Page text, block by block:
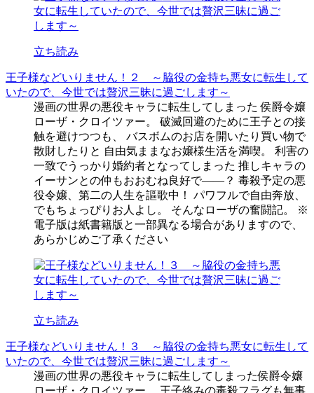
立ち読み
王子様などいりません！２ ～脇役の金持ち悪女に転生して
いたので、今世では贅沢三昧に過ごします～
漫画の世界の悪役キャラに転生してしまった 侯爵令嬢
ローザ・クロイツァー。 破滅回避のために王子との接
触を避けつつも、 バスボムのお店を開いたり買い物で
散財したりと 自由気ままなお嬢様生活を満喫。 利害の
一致でうっかり婚約者となってしまった 推しキャラの
イーサンとの仲もおおむね良好で――？ 毒殺予定の悪
役令嬢、第二の人生を謳歌中！ パワフルで自由奔放、
でもちょっぴりお人よし。 そんなローザの奮闘記。 ※
電子版は紙書籍版と一部異なる場合がありますので、
あらかじめご了承ください
立ち読み
王子様などいりません！３ ～脇役の金持ち悪女に転生して
いたので、今世では贅沢三昧に過ごします～
漫画の世界の悪役キャラに転生してしまった侯爵令嬢
ローザ・クロイツァー。 王子絡みの毒殺フラグも無事